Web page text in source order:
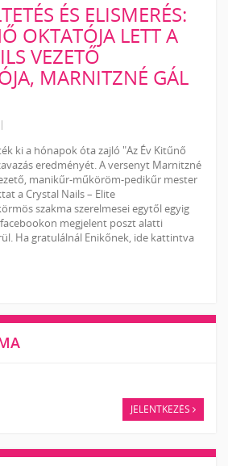
ÉS ELISMERÉS:
OKTATÓJA LETT A
VEZETŐ
MARNITZNÉ GÁL
|
ki a hónapok óta zajló "Az Év Kitűnő
eredményét. A versenyt Marnitzné
manikűr-műköröm-pedikűr mester
a Crystal Nails – Elite
szakma szerelmesei egytől egyig
megjelent poszt alatti
Ha gratulálnál Enikőnek, ide kattintva
JELENTKEZÉS